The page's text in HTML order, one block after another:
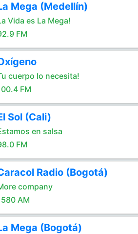
Mega (Medellín)
Vida es La Mega!
FM
cuerpo lo necesita!
FM
Sol (Cali)
en salsa
FM
Radio (Bogotá)
company
AM
Mega (Bogotá)